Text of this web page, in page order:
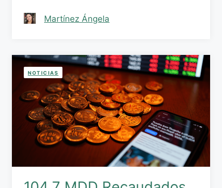
Martínez Ángela
NOTICIAS